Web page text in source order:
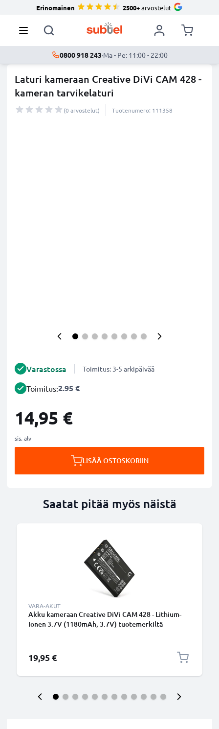
Erinomainen 2500+arvostelut
0800 918 243·Ma - Pe: 11:00 - 22:00
Laturi kameraan Creative DiVi CAM 428 -
kameran tarvikelaturi
(0 arvostelut) Tuotenumero: 111358
Varastossa Toimitus: 3-5 arkipäivää
Toimitus:2.95 €
14,95 €
sis. alv
LISÄÄ OSTOSKORIIN
Saatat pitää myös näistä
VARA-AKUT
Akku kameraan Creative DiVi CAM 428 - Lithium-
Ionen 3.7V (1180mAh, 3.7V) tuotemerkiltä
19,95 €